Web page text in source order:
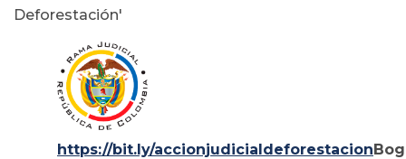
Deforestación'
https://bit.ly/accionjudicialdeforestacion